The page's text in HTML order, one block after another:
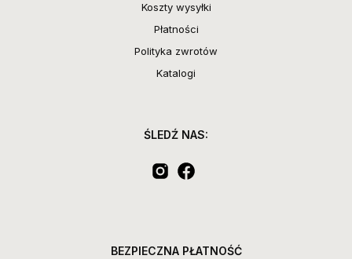
Koszty wysyłki
Płatności
Polityka zwrotów
Katalogi
ŚLEDŹ NAS:
BEZPIECZNA PŁATNOŚĆ